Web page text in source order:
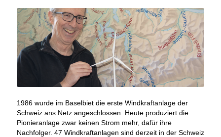
1986 wurde im Baselbiet die erste Windkraftanlage der
Schweiz ans Netz angeschlossen. Heute produziert die
Pionieranlage zwar keinen Strom mehr, dafür ihre
Nachfolger. 47 Windkraftanlagen sind derzeit in der Schweiz